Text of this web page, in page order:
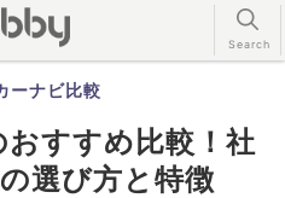
ーナビ比較
すすめ比較！社
選び方と特徴